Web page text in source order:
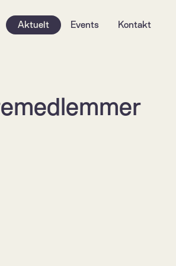
Aktuelt Events Kontakt